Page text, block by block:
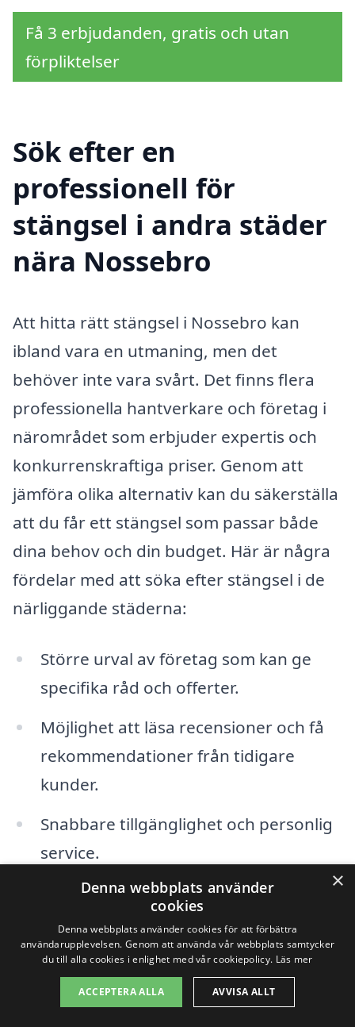
Få 3 erbjudanden, gratis och utan
förpliktelser
Sök efter en
professionell för
stängsel i andra städer
nära Nossebro
Att hitta rätt stängsel i Nossebro kan
ibland vara en utmaning, men det
behöver inte vara svårt. Det finns flera
professionella hantverkare och företag i
närområdet som erbjuder expertis och
konkurrenskraftiga priser. Genom att
jämföra olika alternativ kan du säkerställa
att du får ett stängsel som passar både
dina behov och din budget. Här är några
fördelar med att söka efter stängsel i de
närliggande städerna:
Större urval av företag som kan ge
specifika råd och offerter.
Möjlighet att läsa recensioner och få
rekommendationer från tidigare
kunder.
Snabbare tillgänglighet och personlig
service.
Variation i stängseltyper, från trä till
metall och nät.
När du söker efter stängsel i Nossebro
kan du också överväga att kontakta
×
Denna webbplats använder
cookies
Denna webbplats använder cookies för att förbättra
användarupplevelsen. Genom att använda vår webbplats samtycker
du till alla cookies i enlighet med vår cookiepolicy. Läs mer
ACCEPTERA ALLA AVVISA ALLT